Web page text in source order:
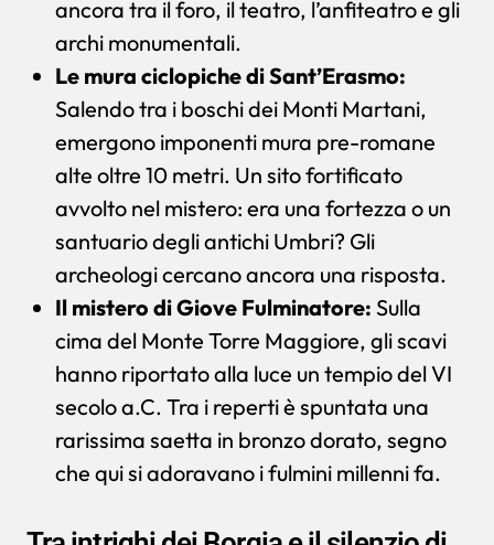
ancora tra il foro, il teatro, l’anfiteatro e gli
archi monumentali.
Le mura ciclopiche di Sant’Erasmo:
Salendo tra i boschi dei Monti Martani,
emergono imponenti mura pre-romane
alte oltre 10 metri. Un sito fortificato
avvolto nel mistero: era una fortezza o un
santuario degli antichi Umbri? Gli
archeologi cercano ancora una risposta.
Il mistero di Giove Fulminatore: Sulla
cima del Monte Torre Maggiore, gli scavi
hanno riportato alla luce un tempio del VI
secolo a.C. Tra i reperti è spuntata una
rarissima saetta in bronzo dorato, segno
che qui si adoravano i fulmini millenni fa.